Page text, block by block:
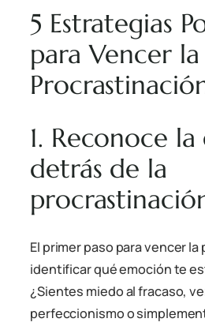
5 Estrategias
para Vencer la
1. Reconoce
detrás de la
El primer paso para vencer
identificar qué emoción te
¿Sientes miedo al fracaso,
perfeccionismo o